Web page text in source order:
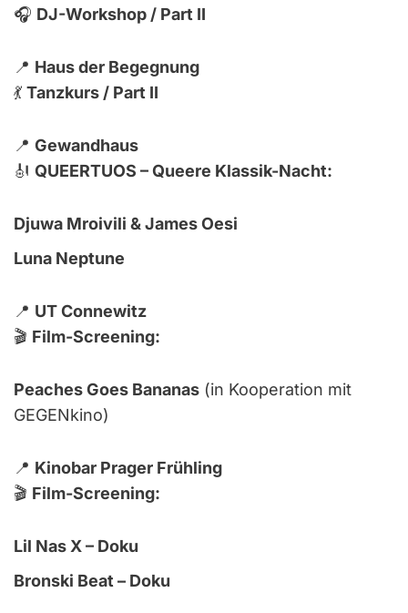
🎧 DJ-Workshop / Part II
📍 Haus der Begegnung
💃 Tanzkurs / Part II
📍 Gewandhaus
🎻 QUEERTUOS – Queere Klassik-Nacht:
Djuwa Mroivili & James Oesi
Luna Neptune
📍 UT Connewitz
🎬 Film-Screening:
Peaches Goes Bananas (in Kooperation mit
GEGENkino)
📍 Kinobar Prager Frühling
🎬 Film-Screening:
Lil Nas X – Doku
Bronski Beat – Doku